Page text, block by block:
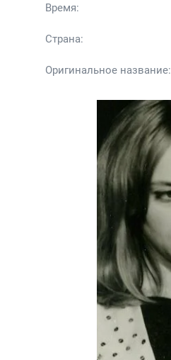
Время:
Страна:
Оригинальное название: